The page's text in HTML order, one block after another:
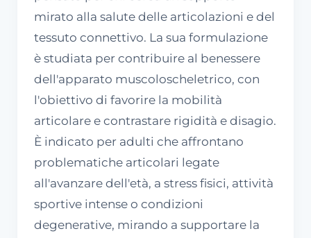
mirato alla salute delle articolazioni e del
tessuto connettivo. La sua formulazione
è studiata per contribuire al benessere
dell'apparato muscoloscheletrico, con
l'obiettivo di favorire la mobilità
articolare e contrastare rigidità e disagio.
È indicato per adulti che affrontano
problematiche articolari legate
all'avanzare dell'età, a stress fisici, attività
sportive intense o condizioni
degenerative, mirando a supportare la